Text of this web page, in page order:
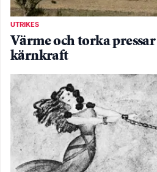
UTRIKES
Värme och torka
kärnkraft